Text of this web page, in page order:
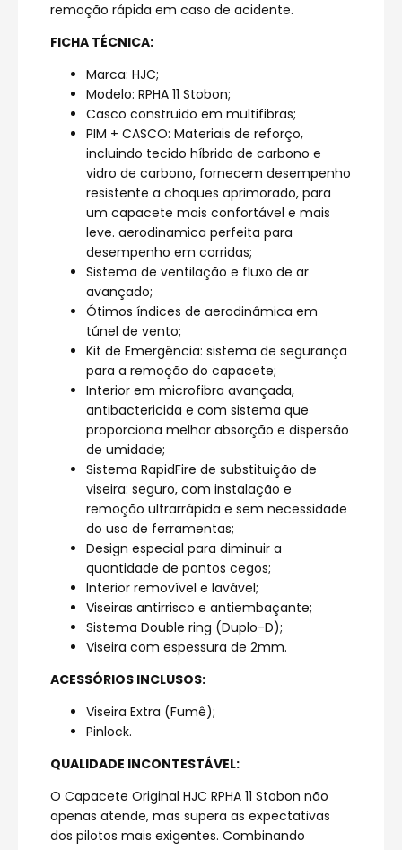
remoção rápida em caso de acidente.
FICHA TÉCNICA:
Marca: HJC;
Modelo: RPHA 11 Stobon;
Casco construido em multifibras;
PIM + CASCO: Materiais de reforço,
incluindo tecido híbrido de carbono e
vidro de carbono, fornecem desempenho
resistente a choques aprimorado, para
um capacete mais confortável e mais
leve. aerodinamica perfeita para
desempenho em corridas;
Sistema de ventilação e fluxo de ar
avançado;
Ótimos índices de aerodinâmica em
túnel de vento;
Kit de Emergência: sistema de segurança
para a remoção do capacete;
Interior em microfibra avançada,
antibactericida e com sistema que
proporciona melhor absorção e dispersão
de umidade;
Sistema RapidFire de substituição de
viseira: seguro, com instalação e
remoção ultrarrápida e sem necessidade
do uso de ferramentas;
Design especial para diminuir a
quantidade de pontos cegos;
Interior removível e lavável;
Viseiras antirrisco e antiembaçante;
Sistema Double ring (Duplo-D);
Viseira com espessura de 2mm.
ACESSÓRIOS INCLUSOS:
Viseira Extra (Fumê);
Pinlock.
QUALIDADE INCONTESTÁVEL:
O Capacete Original HJC RPHA 11 Stobon não
apenas atende, mas supera as expectativas
dos pilotos mais exigentes. Combinando